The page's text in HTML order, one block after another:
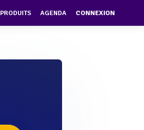
PRODUITS AGENDA CONNEXION